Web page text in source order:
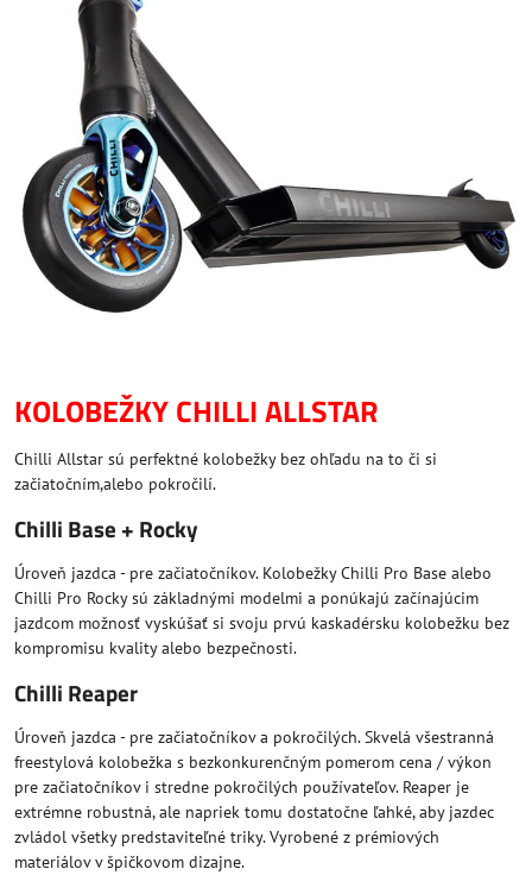
KOLOBEŽKY CHILLI ALLSTAR
Chilli Allstar sú perfektné kolobežky bez ohľadu na to či si
začiatočním,alebo pokročilí.
Chilli Base + Rocky
Úroveň jazdca - pre začiatočníkov. Kolobežky Chilli Pro Base alebo
Chilli Pro Rocky sú základnými modelmi a ponúkajú začínajúcim
jazdcom možnosť vyskúšať si svoju prvú kaskadérsku kolobežku bez
kompromisu kvality alebo bezpečnosti.
Chilli Reaper
Úroveň jazdca - pre začiatočníkov a pokročilých. Skvelá všestranná
freestylová kolobežka s bezkonkurenčným pomerom cena / výkon
pre začiatočníkov i stredne pokročilých používateľov. Reaper je
extrémne robustná, ale napriek tomu dostatočne ľahké, aby jazdec
zvládol všetky predstaviteľné triky. Vyrobené z prémiových
materiálov v špičkovom dizajne.